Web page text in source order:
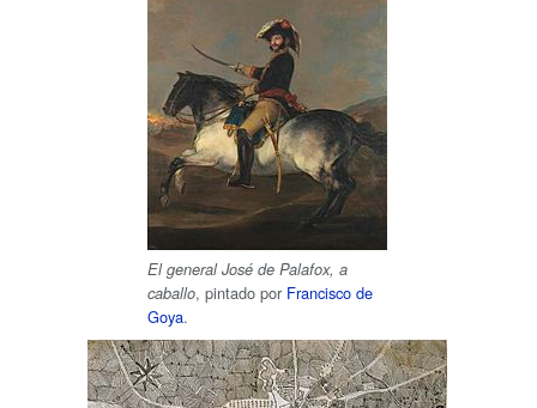
El general José de Palafox, a
caballo, pintado por Francisco de
Goya.